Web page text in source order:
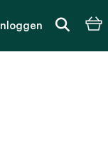
Inloggen